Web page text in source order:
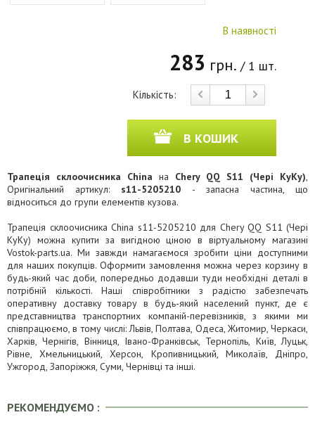
В наявності
283 грн. / 1 шт.
Кількість:
В КОШИК
Трапеція склоочисника China на Chery QQ S11 (Чері КуКу),
Оригінальний артикул: s11-5205210 - запасна частина, що
відноситься до групи елементів кузова.
Трапеція склоочисника China s11-5205210 для Chery QQ S11 (Чері
КуКу) можна купити за вигідною ціною в віртуальному магазині
Vostok-parts.ua. Ми завжди намагаємося зробити ціни доступними
для наших покупців. Оформити замовлення можна через корзину в
будь-який час доби, попередньо додавши туди необхідні деталі в
потрібній кількості. Наші співробітники з радістю забезпечать
оперативну доставку товару в будь-який населений пункт, де є
представництва транспортних компаній-перевізників, з якими ми
співпрацюємо, в тому числі: Львів, Полтава, Одеса, Житомир, Черкаси,
Харків, Чернігів, Вінниця, Івано-Франківськ, Тернопіль, Київ, Луцьк,
Рівне, Хмельницький, Херсон, Кропивницький, Миколаїв, Дніпро,
Ужгород, Запоріжжя, Суми, Чернівці та інші.
РЕКОМЕНДУЄМО :